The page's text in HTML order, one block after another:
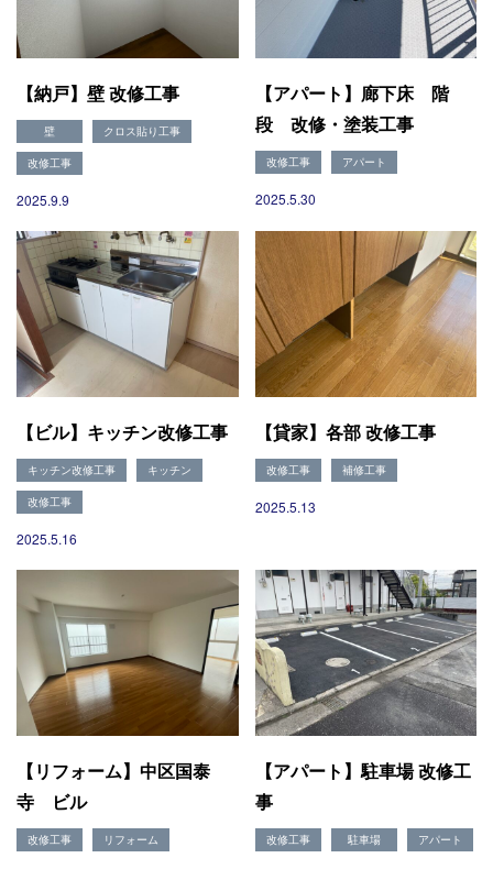
【納戸】壁 改修工事
壁 クロス貼り工事
改修工事
2025.9.9
【アパート】廊下床 階
段 改修・塗装工事
改修工事 アパート
2025.5.30
【ビル】キッチン改修工事
キッチン改修工事 キッチン
改修工事
2025.5.16
【貸家】各部 改修工事
改修工事 補修工事
2025.5.13
【リフォーム】中区国泰
寺 ビル
改修工事 リフォーム
【アパート】駐車場 改修工
事
改修工事 駐車場 アパート